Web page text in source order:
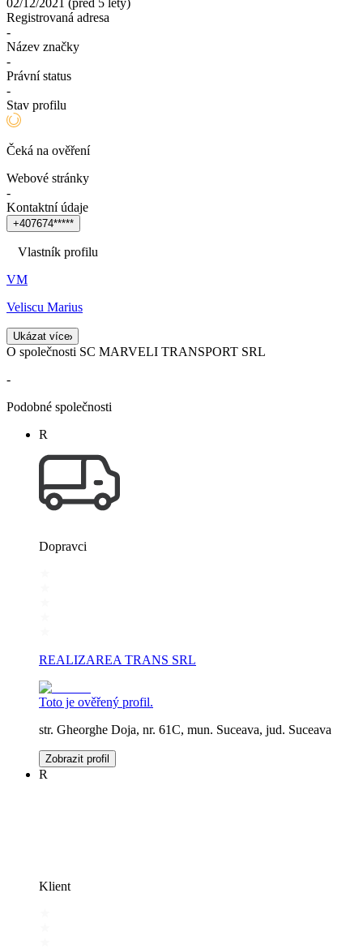
Registrovaná adresa
-
Název značky
-
Právní status
-
Stav profilu
Čeká na ověření
Webové stránky
-
Kontaktní údaje
+407674*****
Vlastník profilu
VM
Veliscu Marius
Ukázat více
O společnosti SC MARVELI TRANSPORT SRL
-
Podobné společnosti
R
Dopravci
REALIZAREA TRANS SRL
Toto je ověřený profil.
str. Gheorghe Doja, nr. 61C, mun. Suceava, jud. Suceava
Zobrazit profil
R
Klient